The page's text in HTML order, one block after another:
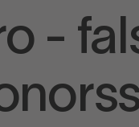
-